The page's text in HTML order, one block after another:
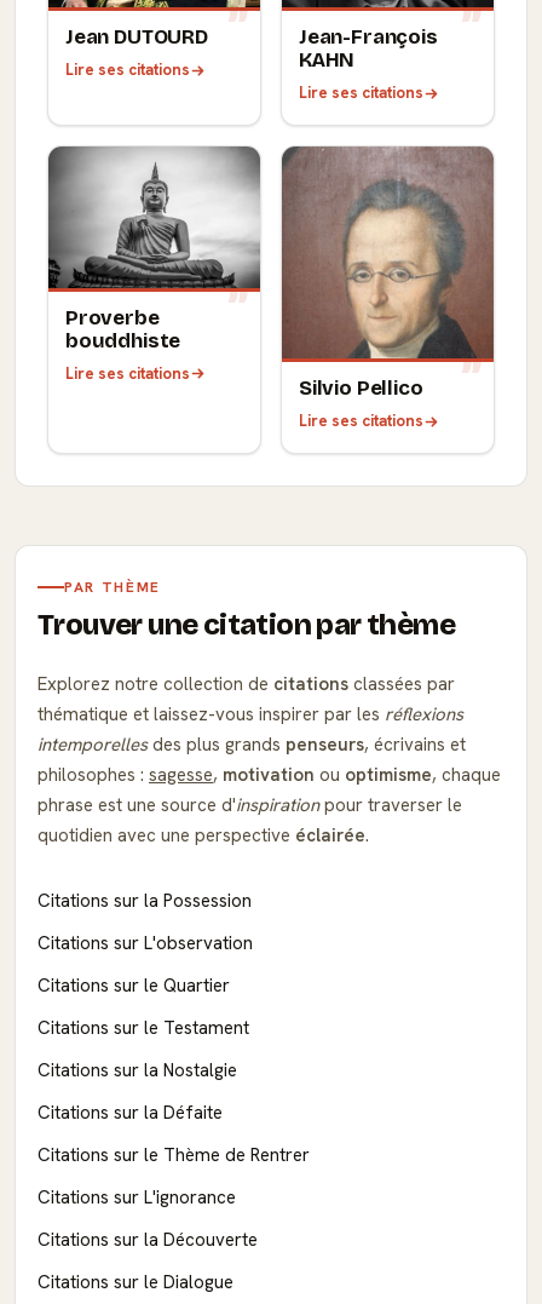
Jean DUTOURD
Lire ses citations
Jean-François
KAHN
Lire ses citations
Proverbe
bouddhiste
Lire ses citations
Silvio Pellico
Lire ses citations
PAR THÈME
Trouver une citation par thème
Explorez notre collection de citations classées par
thématique et laissez-vous inspirer par les réflexions
intemporellesdes plus grands penseurs, écrivains et
philosophes : sagesse, motivation ou optimisme, chaque
phrase est une source d'inspirationpour traverser le
quotidien avec une perspective éclairée.
Citations sur la Possession
Citations sur L'observation
Citations sur le Quartier
Citations sur le Testament
Citations sur la Nostalgie
Citations sur la Défaite
Citations sur le Thème de Rentrer
Citations sur L'ignorance
Citations sur la Découverte
Citations sur le Dialogue